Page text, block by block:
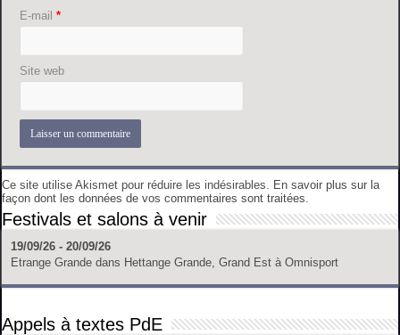
E-mail*
Site web
Ce site utilise Akismet pour réduire les indésirables.
En savoir plus sur la
façon dont les données de vos commentaires sont traitées
Festivals et salons à venir
19/09/26 - 20/09/26
Etrange Grande dans Hettange Grande, Grand Est à Omnisport
Appels à textes PdE